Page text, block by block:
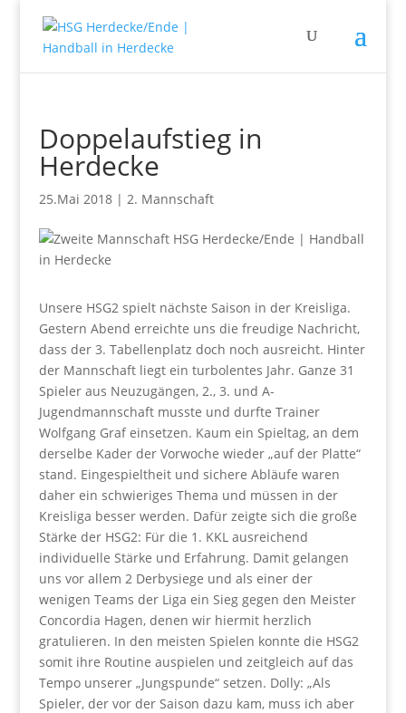
Doppelaufstieg in
Herdecke
25.Mai 2018| 2. Mannschaft
Unsere HSG2 spielt nächste Saison in der Kreisliga.
Gestern Abend erreichte uns die freudige Nachricht,
dass der 3. Tabellenplatz doch noch ausreicht. Hinter
der Mannschaft liegt ein turbolentes Jahr. Ganze 31
Spieler aus Neuzugängen, 2., 3. und A-
Jugendmannschaft musste und durfte Trainer
Wolfgang Graf einsetzen. Kaum ein Spieltag, an dem
derselbe Kader der Vorwoche wieder „auf der Platte“
stand. Eingespieltheit und sichere Abläufe waren
daher ein schwieriges Thema und müssen in der
Kreisliga besser werden. Dafür zeigte sich die große
Stärke der HSG2: Für die 1. KKL ausreichend
individuelle Stärke und Erfahrung. Damit gelangen
uns vor allem 2 Derbysiege und als einer der
wenigen Teams der Liga ein Sieg gegen den Meister
Concordia Hagen, denen wir hiermit herzlich
gratulieren. In den meisten Spielen konnte die HSG2
somit ihre Routine auspielen und zeitgleich auf das
Tempo unserer „Jungspunde“ setzen. Dolly: „Als
Spieler, der vor der Saison dazu kam, muss ich aber